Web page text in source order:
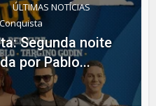
ÚLTIMAS NOTÍCIAS
Segunda noite
por Pablo...